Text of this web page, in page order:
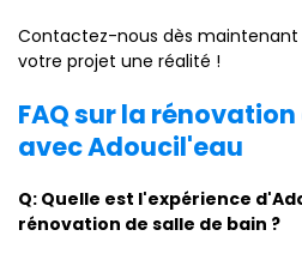
Contactez-nous dès maintenant
votre projet une réalité !
FAQ sur la
avec Adoucil'eau
Q: Quelle est l'expérience
rénovation de salle de bain ?